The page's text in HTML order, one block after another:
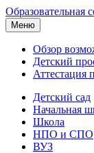
Образовательная
Меню
Обзор
Детский
Аттестация
Детский сад
Начальная
Школа
НПО и СПО
ВУЗ